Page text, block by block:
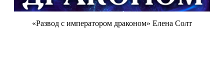
«Развод с императором драконом» Елена Солт